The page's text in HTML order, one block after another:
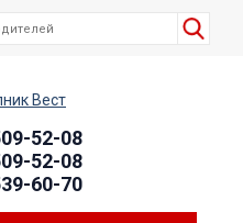
52-08
52-08
60-70